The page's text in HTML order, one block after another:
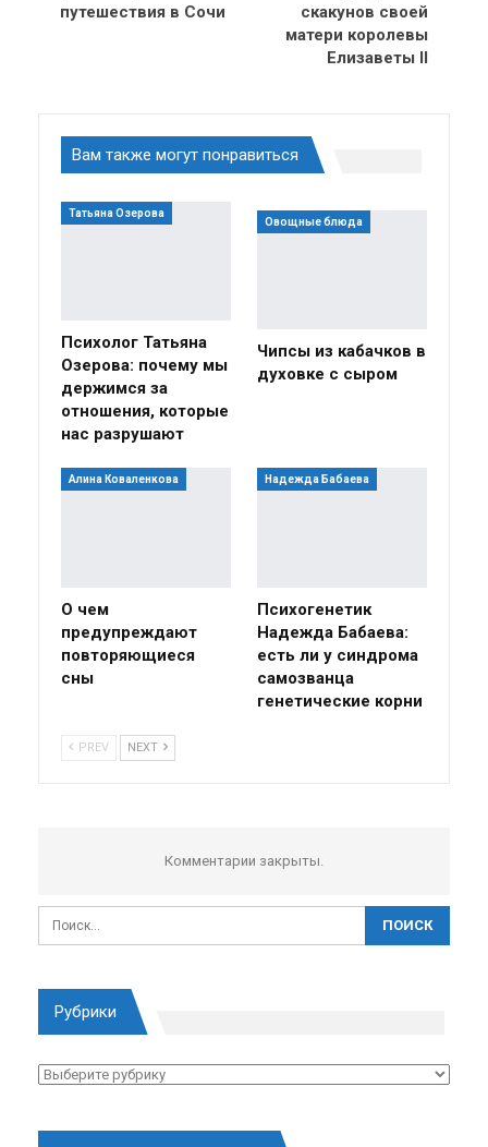
путешествия в Сочи
скакунов своей
матери королевы
Елизаветы II
Вам также могут понравиться
Татьяна Озерова
Психолог Татьяна
Озерова: почему мы
держимся за
отношения, которые
нас разрушают
Овощные блюда
Чипсы из кабачков в
духовке с сыром
Алина Коваленкова
О чем
предупреждают
повторяющиеся
сны
Надежда Бабаева
Психогенетик
Надежда Бабаева:
есть ли у синдрома
самозванца
генетические корни
PREV NEXT
Комментарии закрыты.
Рубрики
Рубрики